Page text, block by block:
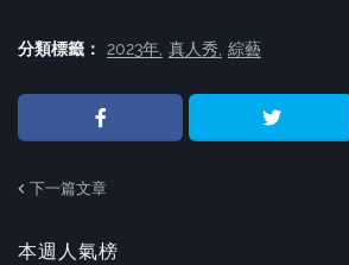
分類標籤： 2023年 真人秀 綜藝
下一篇文章
本週人氣榜